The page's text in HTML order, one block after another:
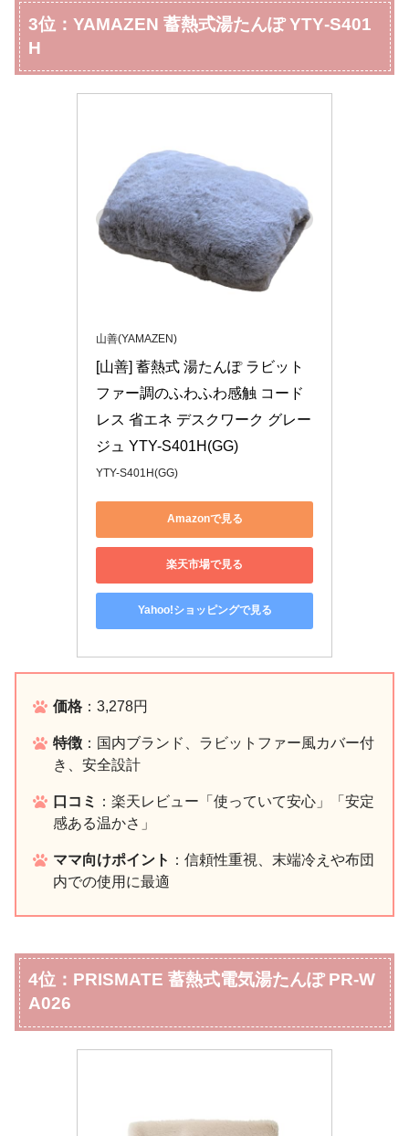
3位：YAMAZEN 蓄熱式湯たんぽ YTY‑S401
H
山善(YAMAZEN)
[山善] 蓄熱式 湯たんぽ ラビット
ファー調のふわふわ感触 コード
レス 省エネ デスクワーク グレー
ジュ YTY-S401H(GG)
YTY-S401H(GG)
Amazonで見る
楽天市場で見る
Yahoo!ショッピングで見る
価格 ：3,278円
特徴 ：国内ブランド、ラビットファー風カバー付
き、安全設計
口コミ
：楽天レビュー「使っていて安心」「安定
感ある温かさ」
ママ向けポイント ：信頼性重視、末端冷えや布団
内での使用に最適
4位：PRISMATE 蓄熱式電気湯たんぽ PR‑W
A026